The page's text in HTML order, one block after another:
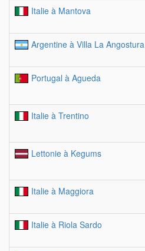
Italie à Mantova
Argentine à Villa La Angostura
Portugal à Agueda
Italie à Trentino
Lettonie à Kegums
Italie à Maggiora
Italie à Riola Sardo